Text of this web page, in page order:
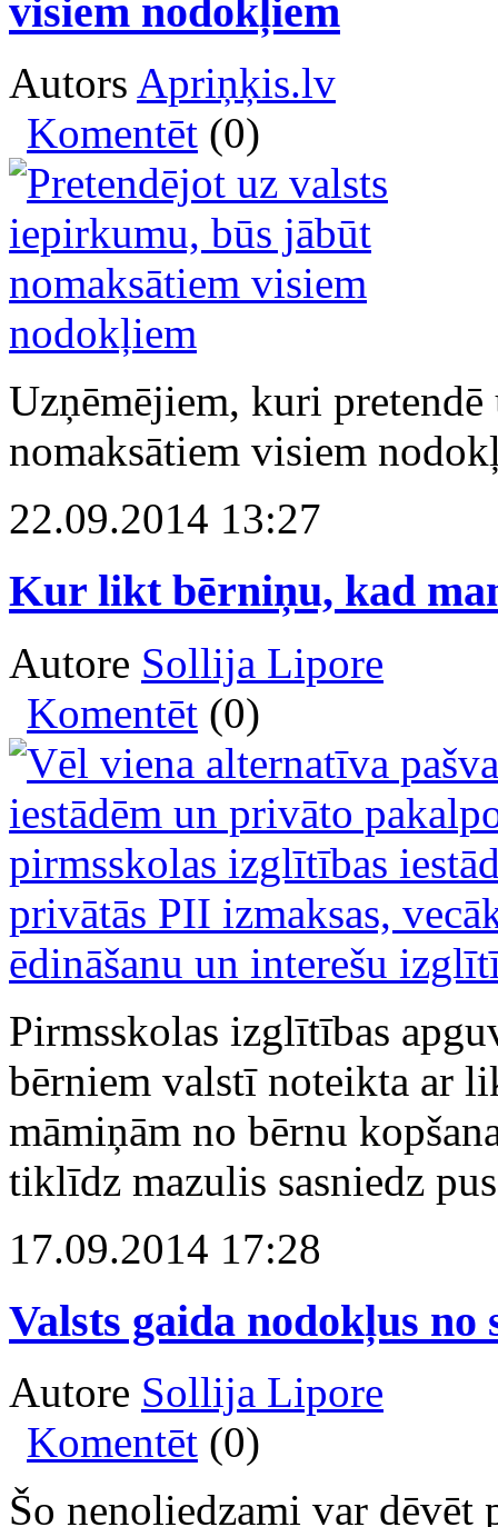
visiem nodokļiem
Autors Apriņķis.lv
Komentēt (0)
Uzņēmējiem, kuri
nomaksātiem visiem
22.09.2014 13:27
Kur likt bērniņu, kad
Autore Sollija Lipore
Komentēt (0)
Pirmsskolas izglītības
bērniem valstī noteikta ar
māmiņām no bērnu
tiklīdz mazulis sasniedz
17.09.2014 17:28
Valsts gaida nodokļus
Autore Sollija Lipore
Komentēt (0)
Šo nenoliedzami var dēvēt